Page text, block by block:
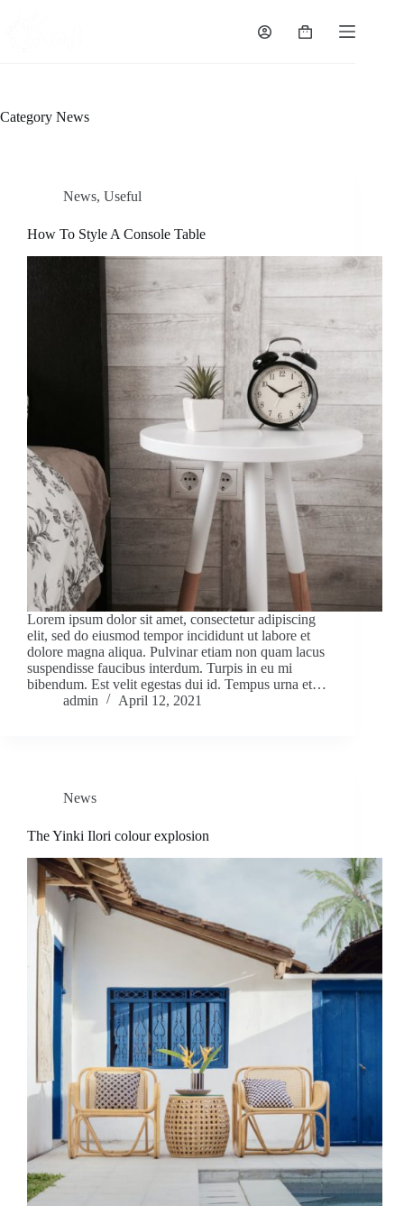
Shopping
Category News
News, Useful
How To Style A Console Table
Lorem ipsum dolor sit amet, consectetur adipiscing
elit, sed do eiusmod tempor incididunt ut labore et
dolore magna aliqua. Pulvinar etiam non quam lacus
suspendisse faucibus interdum. Turpis in eu mi
bibendum. Est velit egestas dui id. Tempus urna et…
admin
April 12, 2021
News
The Yinki Ilori colour explosion